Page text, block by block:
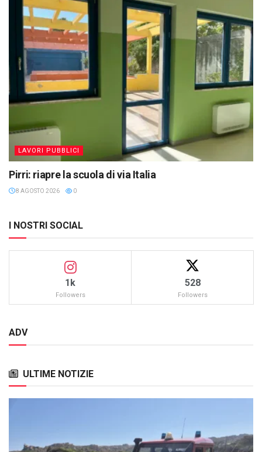
LAVORI PUBBLICI
Pirri: riapre la scuola di via Italia
8 AGOSTO 2026 0
I NOSTRI SOCIAL
1k
Followers
528
Followers
ADV
ULTIME NOTIZIE